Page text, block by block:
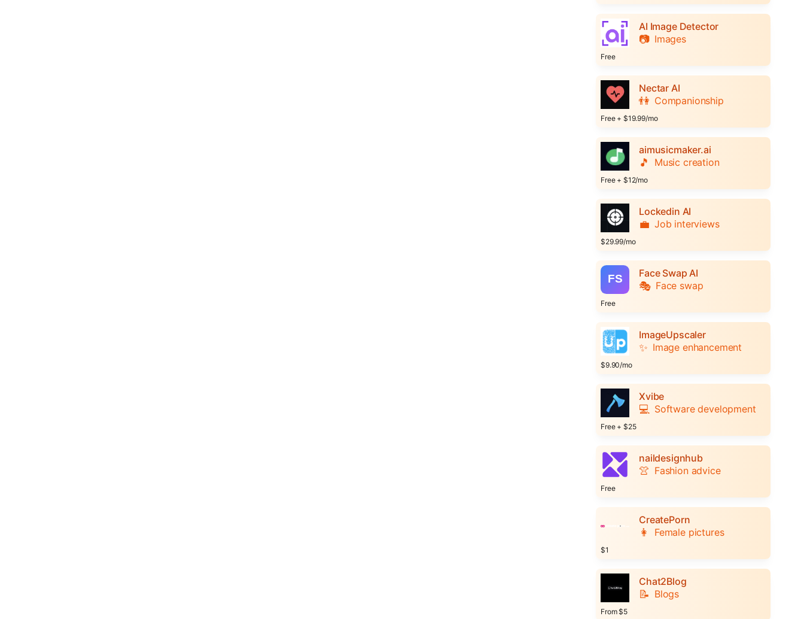
AI Image Detector
📷 Images
Free
Nectar AI
👫 Companionship
Free + $19.99/mo
aimusicmaker.ai
🎵 Music creation
Free + $12/mo
Lockedin AI
💼 Job interviews
$29.99/mo
Face Swap AI
🎭 Face swap
Free
ImageUpscaler
✨ Image enhancement
$9.90/mo
Xvibe
💻 Software development
Free + $25
naildesignhub
👚 Fashion advice
Free
CreatePorn
👩 Female pictures
$1
Chat2Blog
📝 Blogs
From $5